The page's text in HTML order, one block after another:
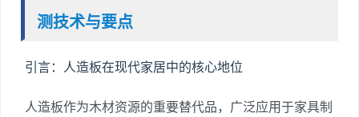
测技术与要点
引言：人造板在现代家居中的核心地位
人造板作为木材资源的重要替代品，广泛应用于家具制